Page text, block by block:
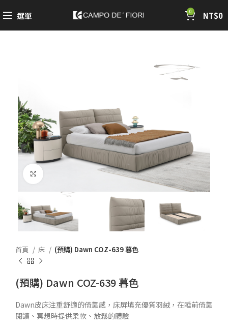
選單 0 NT$0
首頁 床 (預購) Dawn COZ-639 暮色
(預購) Dawn COZ-639 暮色
Dawn皮床注重舒適的倚靠感，床屏填充優質羽絨，在睡前倚靠
閱讀、冥想時提供柔軟、放鬆的體驗